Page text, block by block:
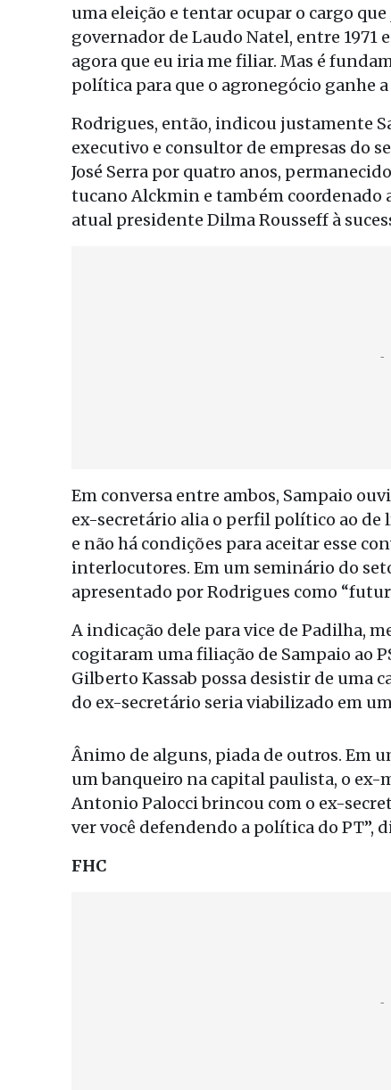
uma eleição e tentar ocupar o cargo
governador de Laudo Natel, entre 1971
agora que eu iria me filiar. Mas é
política para que o agronegócio ganhe
Rodrigues, então, indicou justamente
executivo e consultor de empresas do
José Serra por quatro anos,
tucano Alckmin e também coordenado
atual presidente Dilma Rousseff à
Em conversa entre ambos, Sampaio
ex-secretário alia o perfil político ao de
e não há condições para aceitar esse
interlocutores. Em um seminário do
apresentado por Rodrigues como
A indicação dele para vice de Padilha,
cogitaram uma filiação de Sampaio ao
Gilberto Kassab possa desistir de uma
do ex-secretário seria viabilizado em
Ânimo de alguns, piada de outros. Em
um banqueiro na capital paulista, o ex-
Antonio Palocci brincou com o ex-
ver você defendendo a política do PT”,
FHC